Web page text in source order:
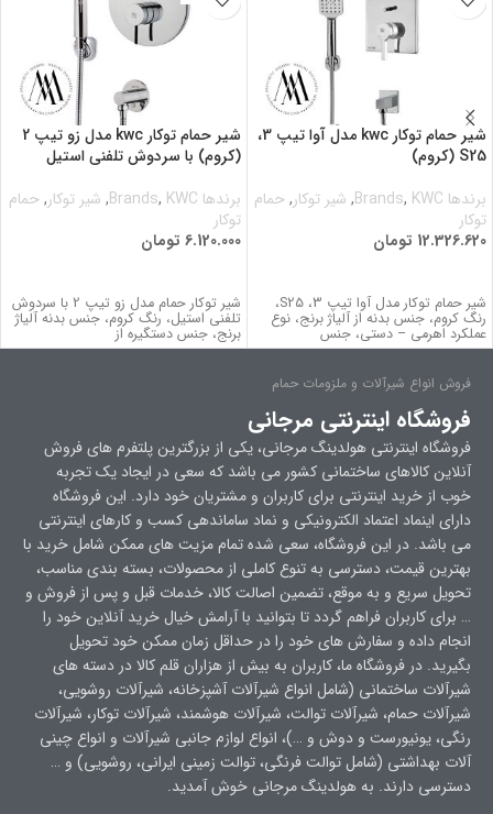
شیر حمام توکار kwc مدل آوا تیپ 3،
S25 (کروم)
برندها Brands
, KWC
, شیر توکار, حمام
توکار
12.326.620 تومان
شیر حمام توکار مدل آوا تیپ 3، S25،
رنگ کروم، جنس بدنه از آلیاژ برنج، نوع
عملکرد اهرمی – دستی، جنس
شیر حمام توکار kwc مدل زو تیپ 2
(کروم) با سردوش تلفنی استیل
برندها Brands
, KWC
, شیر توکار, حمام
توکار
6.120.000 تومان
شیر توکار حمام مدل زو تیپ 2 با سردوش
تلفنی استیل، رنگ کروم، جنس بدنه آلیاژ
برنج، جنس دستگیره از
فروش انواع شیرآلات و ملزومات حمام
فروشگاه اینترنتی مرجانی
فروشگاه اینترنتی هولدینگ مرجانی، یکی از بزرگترین پلتفرم های فروش
آنلاین کالاهای ساختمانی کشور می باشد که سعی در ایجاد یک تجربه
خوب از خرید اینترنتی برای کاربران و مشتریان خود دارد. این فروشگاه
دارای اینماد اعتماد الکترونیکی و نماد ساماندهی کسب و کارهای اینترنتی
می باشد. در این فروشگاه، سعی شده تمام مزیت های ممکن شامل خرید با
بهترین قیمت، دسترسی به تنوع کاملی از محصولات، بسته بندی مناسب،
تحویل سریع و به موقع، تضمین اصالت کالا، خدمات قبل و پس از فروش و
… برای کاربران فراهم گردد تا بتوانید با آرامش خیال خرید آنلاین خود را
انجام داده و سفارش های خود را در حداقل زمان ممکن خود تحویل
بگیرید. در فروشگاه ما، کاربران به بیش از هزاران قلم کالا در دسته های
شیرآلات ساختمانی (شامل انواع شیرآلات آشپزخانه، شیرآلات روشویی،
شیرآلات حمام، شیرآلات توالت، شیرآلات هوشمند، شیرآلات توکار، شیرآلات
رنگی، یونیورست و دوش و …)، انواع لوازم جانبی شیرآلات و انواع چینی
آلات بهداشتی (شامل توالت فرنگی، توالت زمینی ایرانی، روشویی) و …
دسترسی دارند. به هولدینگ مرجانی خوش آمدید.